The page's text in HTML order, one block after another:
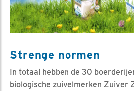
Strenge normen
In totaal hebben de 30
biologische zuivelmerken Zuiver